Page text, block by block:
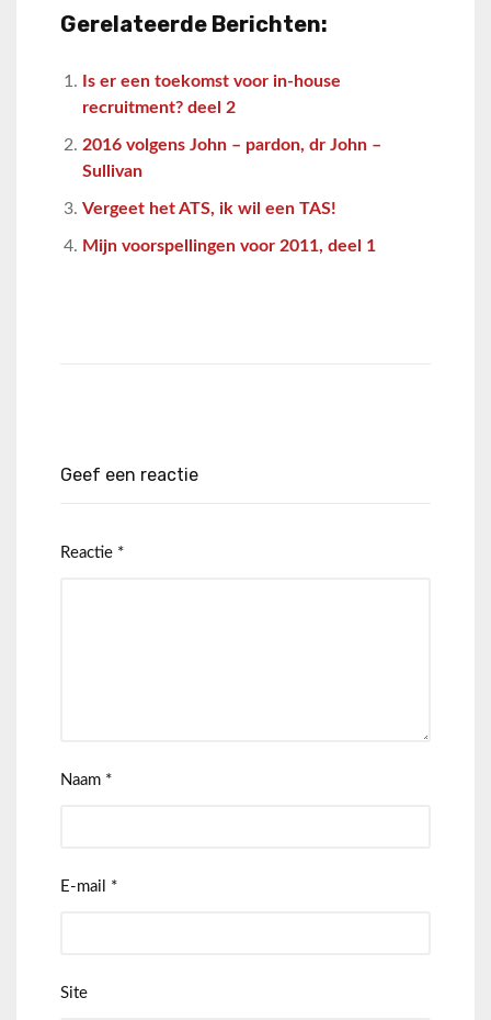
Gerelateerde Berichten:
Is er een toekomst voor in-house
recruitment? deel 2
2016 volgens John – pardon, dr John –
Sullivan
Vergeet het ATS, ik wil een TAS!
Mijn voorspellingen voor 2011, deel 1
Geef een reactie
Reactie *
Naam *
E-mail *
Site